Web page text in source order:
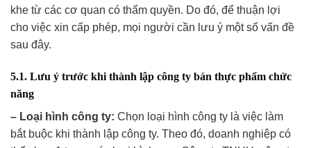
khe từ các cơ quan có thẩm quyền. Do đó, để thuận lợi
cho việc xin cấp phép, mọi người cần lưu ý một số vấn đề
sau đây.
5.1. Lưu ý trước khi thành lập công ty bán thực phẩm chức
năng
– Loại hình công ty: Chọn loại hình công ty là việc làm
bắt buộc khi thành lập công ty. Theo đó, doanh nghiệp có